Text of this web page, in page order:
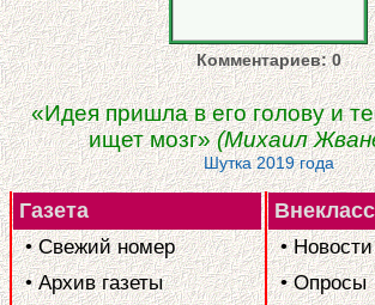
Комментариев: 0
«Идея пришла в его голову и
ищет мозг»(Михаил
Шутка 2019 года
Газета
• Свежий номер
• Архив газеты
• Новости
• Опросы